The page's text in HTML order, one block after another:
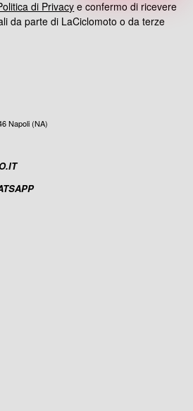
Napoli (NA)
di Privacye confermo di ricevere
da parte di LaCiclomoto o da terze